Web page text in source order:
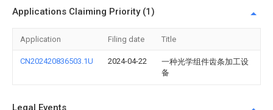
Applications Claiming Priority (1)
Application Filing date Title
CN202420836503.1U 2024-04-22
一种光学组件齿条加工设
备
Legal Events